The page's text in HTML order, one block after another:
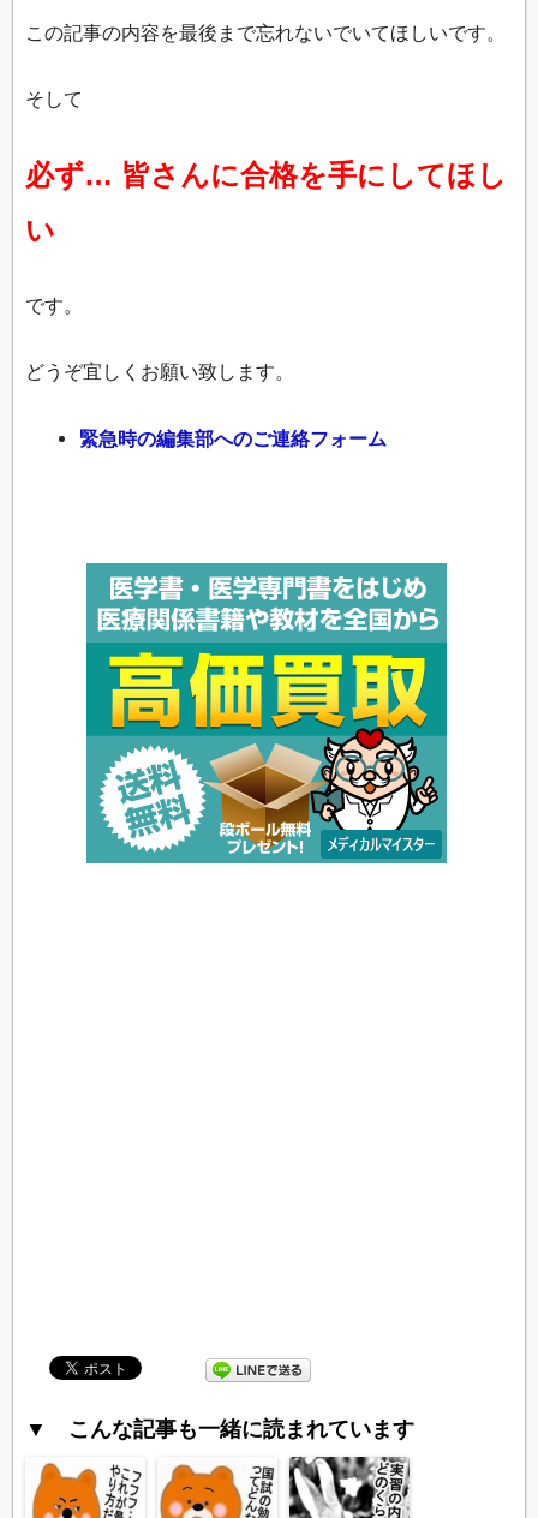
この記事の内容を最後まで忘れないでいてほしいです。
そして
必ず… 皆さんに合格を手にしてほし
い
です。
どうぞ宜しくお願い致します。
緊急時の編集部へのご連絡フォーム
▼ こんな記事も一緒に読まれています